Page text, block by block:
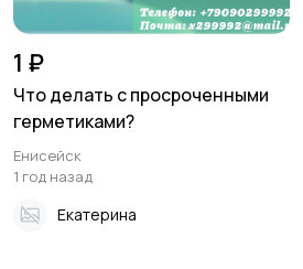
1 ₽
Что делать с просроченными
герметиками?
Енисейск
1 год назад
Екатерина